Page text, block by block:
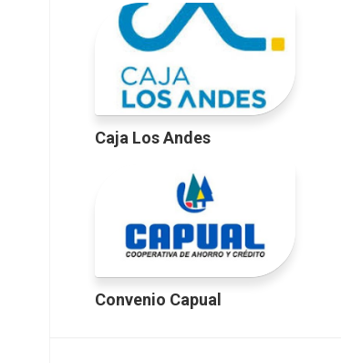
Caja Los Andes
Convenio Capual